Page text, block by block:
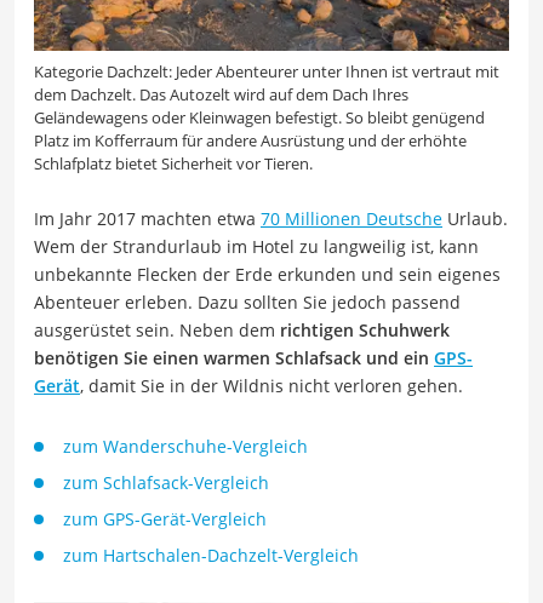
Kategorie Dachzelt: Jeder Abenteurer unter Ihnen ist vertraut mit
dem Dachzelt. Das Autozelt wird auf dem Dach Ihres
Geländewagens oder Kleinwagen befestigt. So bleibt genügend
Platz im Kofferraum für andere Ausrüstung und der erhöhte
Schlafplatz bietet Sicherheit vor Tieren.
Im Jahr 2017 machten etwa 70 Millionen Deutsche Urlaub.
Wem der Strandurlaub im Hotel zu langweilig ist, kann
unbekannte Flecken der Erde erkunden und sein eigenes
Abenteuer erleben. Dazu sollten Sie jedoch passend
ausgerüstet sein. Neben dem richtigen Schuhwerk
benötigen Sie einen warmen Schlafsack und ein GPS-
Gerät, damit Sie in der Wildnis nicht verloren gehen.
zum Wanderschuhe-Vergleich
zum Schlafsack-Vergleich
zum GPS-Gerät-Vergleich
zum Hartschalen-Dachzelt-Vergleich